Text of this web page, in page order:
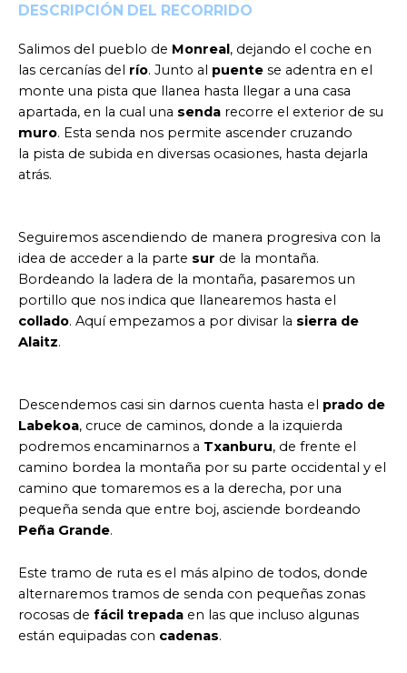
DESCRIPCIÓN DEL RECORRIDO
Salimos del pueblo de Monreal, dejando el coche en
las cercanías del río. Junto al puente se adentra en el
monte una pista que llanea hasta llegar a una casa
apartada, en la cual una senda recorre el exterior de su
muro. Esta senda nos permite ascender cruzando
la pista de subida en diversas ocasiones, hasta dejarla
atrás.
Seguiremos ascendiendo de manera progresiva con la
idea de acceder a la parte sur de la montaña.
Bordeando la ladera de la montaña, pasaremos un
portillo que nos indica que llanearemos hasta el
collado. Aquí empezamos a por divisar la sierra de
Alaitz.
Descendemos casi sin darnos cuenta hasta el prado de
Labekoa, cruce de caminos, donde a la izquierda
podremos encaminarnos a Txanburu, de frente el
camino bordea la montaña por su parte occidental y el
camino que tomaremos es a la derecha, por una
pequeña senda que entre boj, asciende bordeando
Peña Grande.
Este tramo de ruta es el más alpino de todos, donde
alternaremos tramos de senda con pequeñas zonas
rocosas de fácil trepada en las que incluso algunas
están equipadas con cadenas.